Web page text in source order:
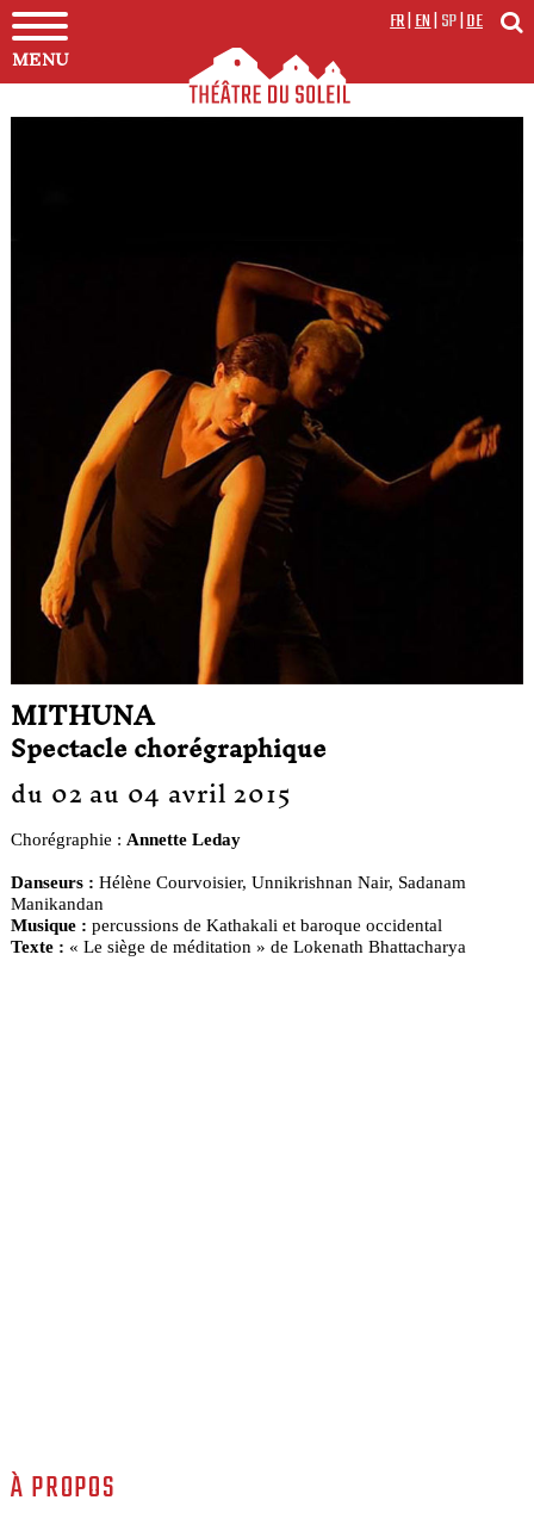
MENU
FR|EN|SP|DE
MITHUNA
Spectacle chorégraphique
du 02 au 04 avril 2015
Chorégraphie : Annette Leday
Danseurs : Hélène Courvoisier, Unnikrishnan Nair, Sadanam
Manikandan
Musique : percussions de Kathakali et baroque occidental
Texte : « Le siège de méditation » de Lokenath Bhattacharya
À PROPOS